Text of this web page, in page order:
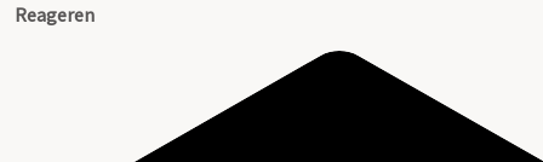
Reageren